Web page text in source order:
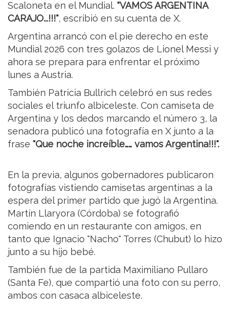
Scaloneta en el Mundial. "VAMOS ARGENTINA
CARAJO...!!!", escribió en su cuenta de X.
Argentina arrancó con el pie derecho en este
Mundial 2026 con tres golazos de Lionel Messi y
ahora se prepara para enfrentar el próximo
lunes a Austria.
También Patricia Bullrich celebró en sus redes
sociales el triunfo albiceleste. Con camiseta de
Argentina y los dedos marcando el número 3, la
senadora publicó una fotografía en X junto a la
frase "Que noche increíble…… vamos Argentina!!!".
En la previa, algunos gobernadores publicaron
fotografías vistiendo camisetas argentinas a la
espera del primer partido que jugó la Argentina.
Martín Llaryora (Córdoba) se fotografió
comiendo en un restaurante con amigos, en
tanto que Ignacio "Nacho" Torres (Chubut) lo hizo
junto a su hijo bebé.
También fue de la partida Maximiliano Pullaro
(Santa Fe), que compartió una foto con su perro,
ambos con casaca albiceleste.